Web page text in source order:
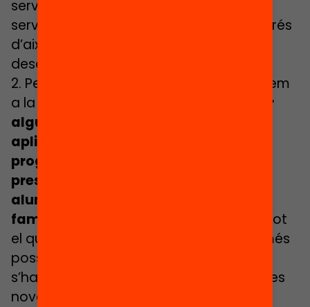
servir (sempre he pensat que no es fa
servir per por al desconegut, però després
d’això, fins i tot hi ha gent que està
descobrint que li agrada molt).
2. Per tant, la nostra intenció quan tornem
a la “nova normalitat” de l’escola, és
fer
alguns tallers de classroom,
aplicacions, i descoberta de més
programes i eines digitals de forma
presencial tant per a professorat,
alumnes com, i molt important, per a
famílies
. On entre tots/es compartim tot
el que hem après i puguem descobrir més
possibilitats. Aquests tallers, cada any,
s’hauran d’anar repetint per a les famílies
noves al centre i pel professorat que